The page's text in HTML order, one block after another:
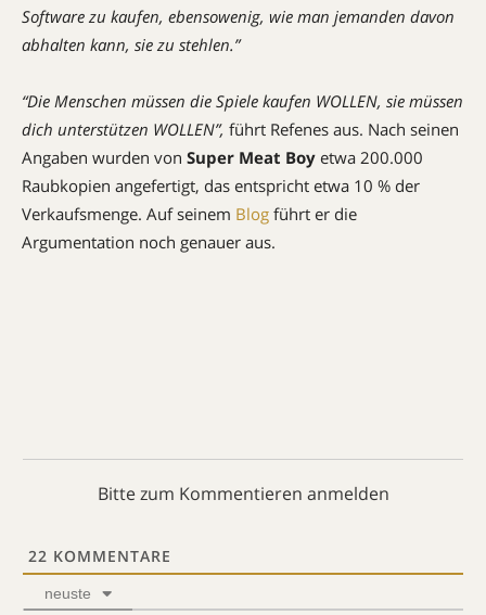
Software zu kaufen, ebensowenig, wie man jemanden davon
abhalten kann, sie zu stehlen.”
“Die Menschen müssen die Spiele kaufen WOLLEN, sie müssen
dich unterstützen WOLLEN”, führt Refenes aus. Nach seinen
Angaben wurden von Super Meat Boy etwa 200.000
Raubkopien angefertigt, das entspricht etwa 10 % der
Verkaufsmenge. Auf seinem Blog führt er die
Argumentation noch genauer aus.
Bitte zum Kommentieren anmelden
22 KOMMENTARE
neuste